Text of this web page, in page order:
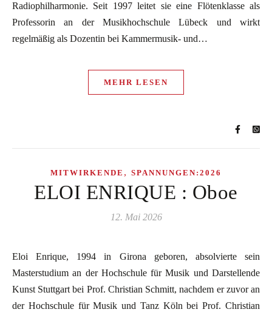
Radiophilharmonie. Seit 1997 leitet sie eine Flötenklasse als
Professorin an der Musikhochschule Lübeck und wirkt
regelmäßig als Dozentin bei Kammermusik- und…
MEHR LESEN
MITWIRKENDE , SPANNUNGEN:2026
ELOI ENRIQUE : Oboe
12. Mai 2026
Eloi Enrique, 1994 in Girona geboren, absolvierte sein
Masterstudium an der Hochschule für Musik und Darstellende
Kunst Stuttgart bei Prof. Christian Schmitt, nachdem er zuvor an
der Hochschule für Musik und Tanz Köln bei Prof. Christian